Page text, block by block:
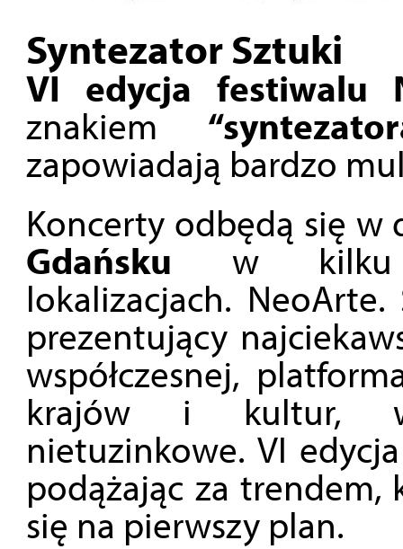
Syntezator Sztuki
VI edycja festiwalu
znakiem
zapowiadają bardzo
Koncerty odbędą się
Gdańsku w kilku
lokalizacjach.
prezentujący
współczesnej,
krajów i kultur,
nietuzinkowe. VI
podążając za trendem,
się na pierwszy plan.